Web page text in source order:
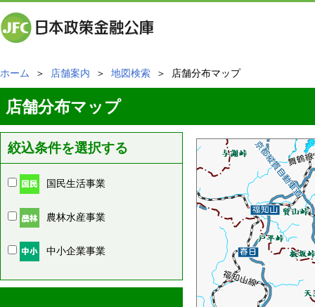
ホーム ＞ 店舗案内 ＞ 地図検索 ＞ 店舗分布マップ
店舗分布マップ
絞込条件を選択する
国民生活事業
農林水産事業
中小企業事業